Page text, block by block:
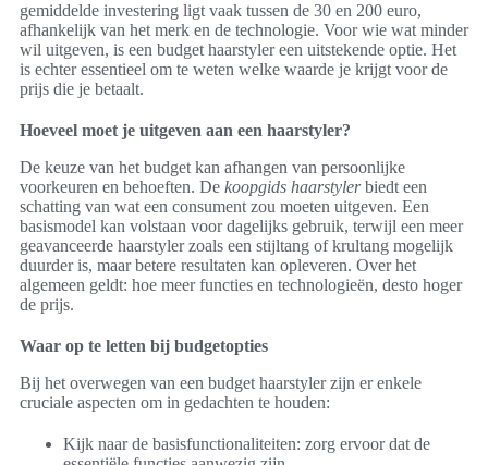
gemiddelde investering ligt vaak tussen de 30 en 200 euro,
afhankelijk van het merk en de technologie. Voor wie wat minder
wil uitgeven, is een budget haarstyler een uitstekende optie. Het
is echter essentieel om te weten welke waarde je krijgt voor de
prijs die je betaalt.
Hoeveel moet je uitgeven aan een haarstyler?
De keuze van het budget kan afhangen van persoonlijke
voorkeuren en behoeften. De koopgids haarstylerbiedt een
schatting van wat een consument zou moeten uitgeven. Een
basismodel kan volstaan voor dagelijks gebruik, terwijl een meer
geavanceerde haarstyler zoals een stijltang of krultang mogelijk
duurder is, maar betere resultaten kan opleveren. Over het
algemeen geldt: hoe meer functies en technologieën, desto hoger
de prijs.
Waar op te letten bij budgetopties
Bij het overwegen van een budget haarstyler zijn er enkele
cruciale aspecten om in gedachten te houden:
Kijk naar de basisfunctionaliteiten: zorg ervoor dat de